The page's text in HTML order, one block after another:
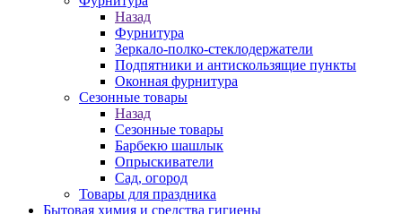
Назад
Фурнитура
Зеркало-полко-стеклодержатели
Подпятники и антискользящие пункты
Оконная фурнитура
Сезонные товары
Назад
Сезонные товары
Барбекю шашлык
Опрыскиватели
Сад, огород
Товары для праздника
Бытовая химия и средства гигиены